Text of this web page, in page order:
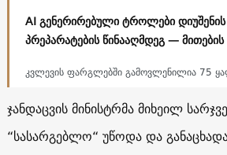
AI გენერირებული ტროლები
პრეპარატების წინააღმდეგ —
კვლევის ფარგლებში გამოვლენილია 75
ჯანდაცვის მინისტრმა მიხეილ
“სასარგებლო“ უწოდა და